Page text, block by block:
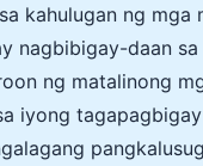
kahulugan ng mga
nagbibigay-daan sa
ng matalinong
iyong